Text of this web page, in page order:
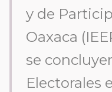
y de
Oaxaca
se
Electorales